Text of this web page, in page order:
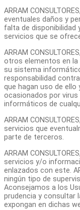
ARRAM
eventuales daños y
falta de disponibilidad
servicios que se
ARRAM
otros elementos en la
su sistema
responsabilidad
que hagan uso de ello
ocasionados por
informáticos de
ARRAM
servicios que
parte de terceros.
ARRAM
servicios y/o
enlazados con este.
ningún tipo de
Aconsejamos a los
prudencia y consultar
expongan en dichas